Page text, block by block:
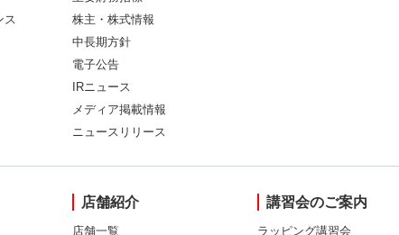
ス
株主・株式情報
中長期方針
電子公告
IRニュース
メディア掲載情報
ニュースリリース
店舗紹介
店舗一覧
講習会のご案内
ラッピング講習会